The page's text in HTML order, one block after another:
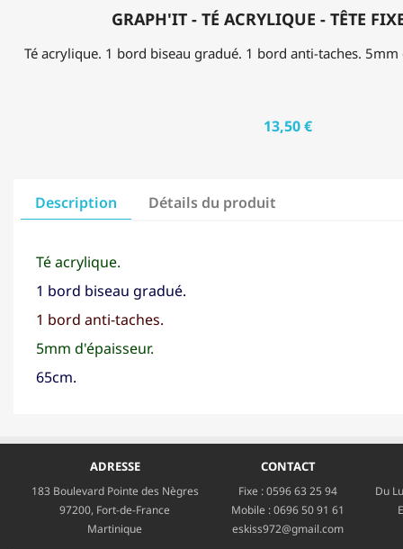
GRAPH'IT - TÉ ACRYLIQUE - TÊTE
Té acrylique. 1 bord biseau gradué. 1 bord anti-taches. 5mm
13,50 €
Description Détails du produit
Té acrylique.
1 bord biseau gradué.
1 bord anti-taches.
5mm d'épaisseur.
65cm.
ADRESSE
183 Boulevard Pointe des Nègres
97200, Fort-de-France
Martinique
CONTACT
Fixe :0596 63 25 94
Mobile :0696 50 91 61
eskiss972@gmail.com
Du